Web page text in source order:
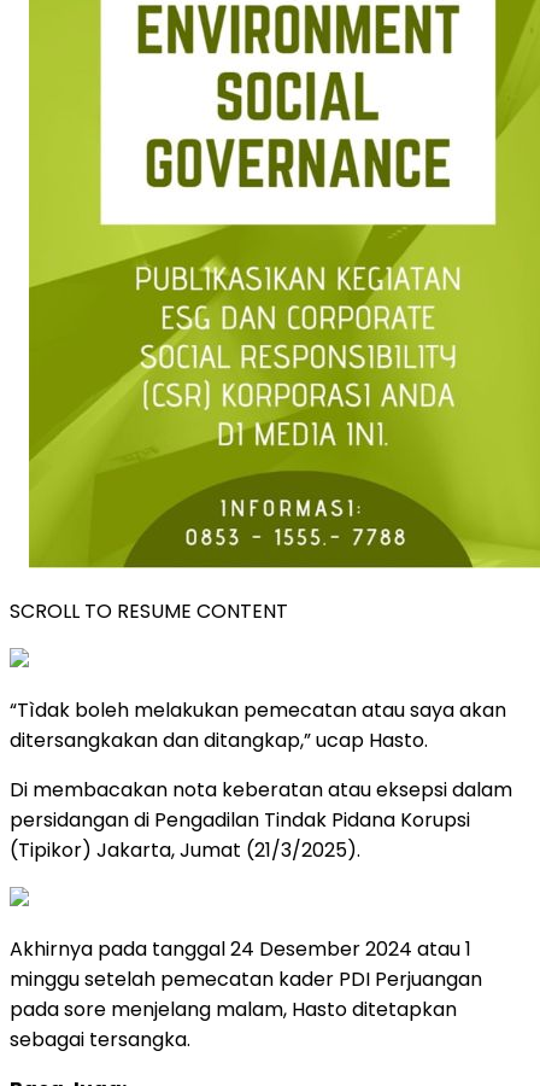
SCROLL TO RESUME CONTENT
“Tìdak boleh melakukan pemecatan atau saya akan
ditersangkakan dan ditangkap,” ucap Hasto.
Di membacakan nota keberatan atau eksepsi dalam
persidangan di Pengadilan Tindak Pidana Korupsi
(Tipikor) Jakarta, Jumat (21/3/2025).
Akhirnya pada tanggal 24 Desember 2024 atau 1
minggu setelah pemecatan kader PDI Perjuangan
pada sore menjelang malam, Hasto ditetapkan
sebagai tersangka.